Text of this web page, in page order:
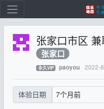
张家口市区
张家口
永久VIP paoyou 2022-
体验日期 7个月前